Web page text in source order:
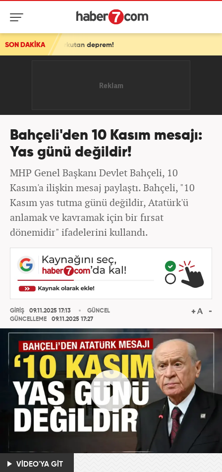
SON DAKİKA
deprem!
Bahçeli'den 10 Kasım mesajı:
Yas günü değildir!
MHP Genel Başkanı Devlet Bahçeli, 10
Kasım'a ilişkin mesaj paylaştı. Bahçeli, "10
Kasım yas tutma günü değildir, Atatürk'ü
anlamak ve kavramak için bir fırsat
dönemidir" ifadelerini kullandı.
GİRİŞ
09.11.2025 17:13
GÜNCELLEME
09.11.2025 17:27
GÜNCEL
VİDEO'YA GİT